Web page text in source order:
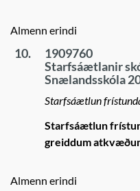
Almenn erindi
10.
1909760
Starfsáætlanir
Snælandsskóla
Starfsáætlun
Starfsáætlun
greiddum
Almenn erindi